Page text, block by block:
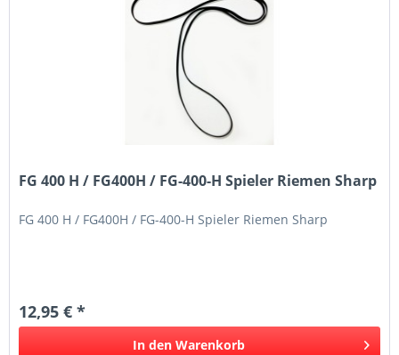
FG 400 H / FG400H / FG-400-H Spieler Riemen Sharp
FG 400 H / FG400H / FG-400-H Spieler Riemen Sharp
12,95 € *
In den Warenkorb